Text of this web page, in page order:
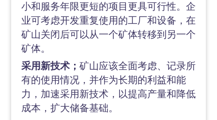
小和服务年限更短的项目更具可行性。企
业可考虑开发重复使用的工厂和设备，在
矿山关闭后可以从一个矿体转移到另一个
矿体。
采用新技术； 矿山应该全面考虑、记录所
有的使用情况，并作为长期的利益和能
力，加速采用新技术，以提高产量和降低
成本，扩大储备基础。